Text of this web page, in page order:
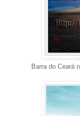
Barra do Ceará